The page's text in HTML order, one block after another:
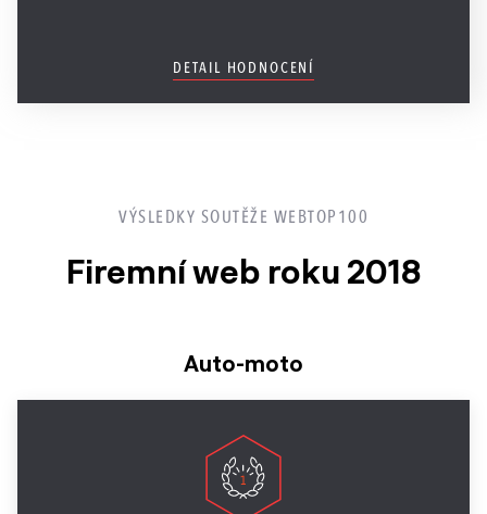
Ročník
Ročník
Ročník
2015
Speciální ocenění
DETAIL HODNOCENÍ
VÝSLEDKY SOUTĚŽE WEBTOP100
Firemní web roku 2018
Auto-moto